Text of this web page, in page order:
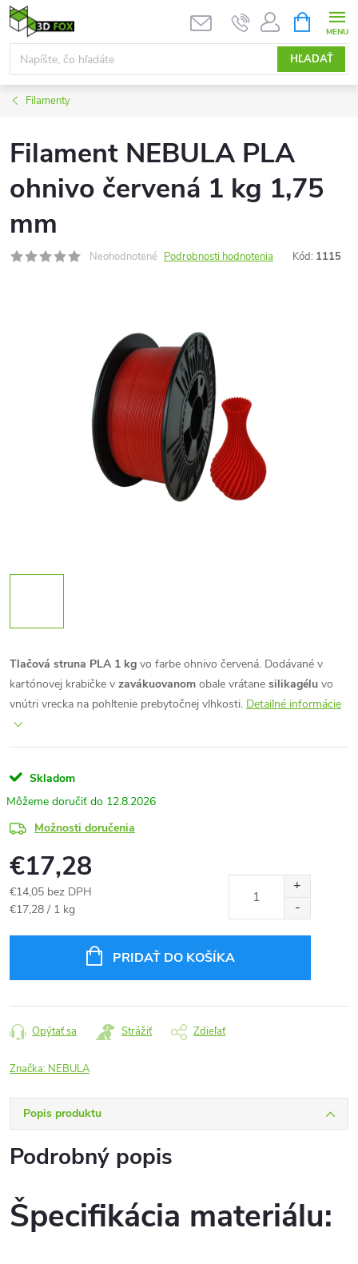
Prejsť
na
obsah
HĽADAŤ
KOŠÍK
Filamenty
Filament NEBULA PLA
ohnivo červená 1 kg 1,75
mm
Neohodnotené Podrobnosti hodnotenia Kód: 1115
Tlačová struna PLA 1 kg vo farbe ohnivo červená. Dodávané v
kartónovej krabičke v zavákuovanom obale vrátane silikagélu vo
vnútri vrecka na pohltenie prebytočnej vlhkosti. Detailné informácie
Skladom
12.8.2026
Možnosti doručenia
€17,28
€14,05 bez DPH
Jednotková
€17,28 / 1 kg
PRIDAŤ DO KOŠÍKA
Opýtať sa Strážiť Zdieľať
Značka: NEBULA
Popis produktu
Podrobný popis
Špecifikácia materiálu: